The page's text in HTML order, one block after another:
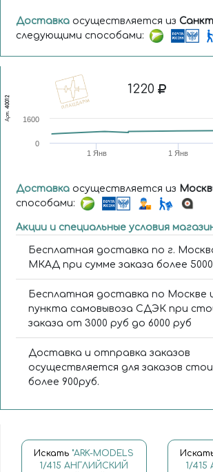
Доставка осуществляется из
следующими способами:
Арт.
40012
1220
1 Янв 1 Янв
0
1600
Доставка осуществляется из
способами:
Акции и специальные условия
Бесплатная доставка по г.
МКАД при сумме заказа более
Бесплатная доставка по Москве
пункта самовывоза СДЭК при
заказа от 3000 руб до 6000 руб
Доставка и отправка заказов
осуществляется для заказов
более 900руб.
Искать "ARK-MODELS
1/415 АНГЛИЙСКИЙ
1/